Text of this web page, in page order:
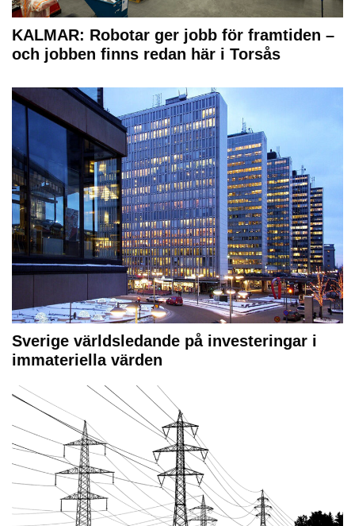
KALMAR: Robotar ger jobb för framtiden –
och jobben finns redan här i Torsås
Sverige världsledande på investeringar i
immateriella värden